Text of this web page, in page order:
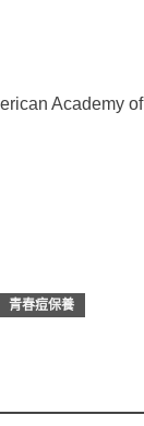
Academy
青春痘保養